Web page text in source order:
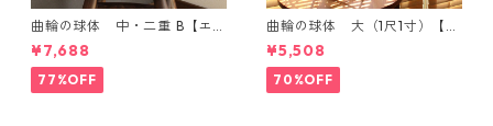
曲輪の球体 中・二重 B【エン
ブレムオブジェ発売記念・限
定特別価格】
¥7,688
77%OFF
曲輪の球体 大（1尺1寸）【エ
ンブレムオブジェ発売記念・
限定特別価格】
¥5,508
70%OFF